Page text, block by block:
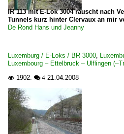
IR 113 mit E-Lok 3004 rauscht nach
Tunnels kurz hinter Clervaux an mir
De Rond Hans und Jeanny
Luxemburg / E-Loks / BR 3000,
Luxembourg – Ettelbruck – Ulflingen
 1902.  4 21.04.2008